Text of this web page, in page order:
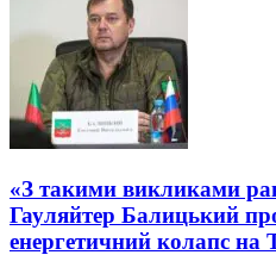
«З такими викликами
Гауляйтер Балицький
енергетичний колапс на